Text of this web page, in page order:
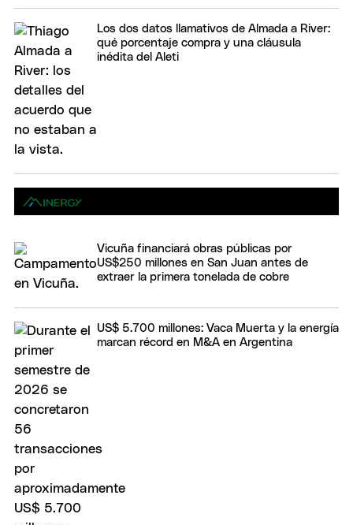
Los dos datos llamativos de Almada a River:
qué porcentaje compra y una cláusula
inédita del Aleti
Vicuña financiará obras públicas por
US$250 millones en San Juan antes de
extraer la primera tonelada de cobre
US$ 5.700 millones: Vaca Muerta y la energía
marcan récord en M&A en Argentina